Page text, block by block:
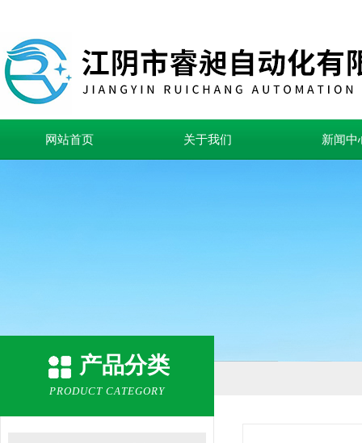
网站首页 关于我们 新闻中
产品分类
PRODUCT CATEGORY